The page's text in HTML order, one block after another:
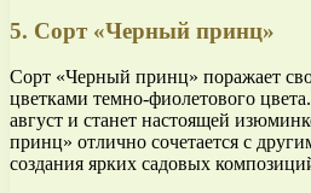
5. Сорт «Черный принц»
Сорт «Черный принц» поражает
цветками темно-фиолетового
август и станет настоящей
принц» отлично сочетается с
создания ярких садовых